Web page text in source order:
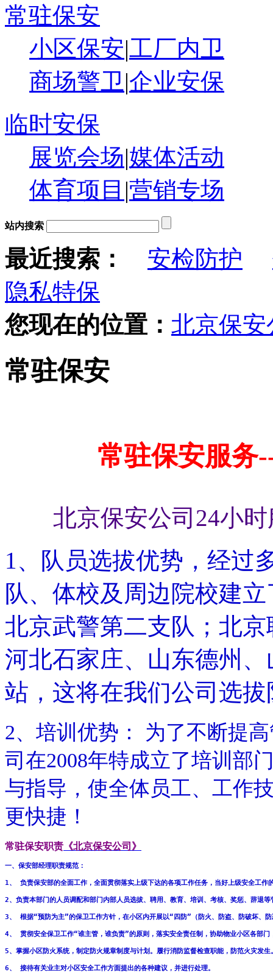
常驻保安
小区保安|工厂内卫
商场警卫 |企业安保
临时安保
展览会场|媒体活动
体育项目 |营销专场
站内搜索
最近搜索： 安检防护
隐私特保
您现在的位置： 北京保安
常驻保安
常驻保安服务
北京保安公司24小
1、队员选拔优势，经过
队、体校及周边院校建
北京武警第二支队；北
河北石家庄、山东德州
站，这将在我们公司选
2、培训优势： 为了不断提
司在2008年特成立了培训部
与指导，使全体员工、工作
更快捷！
常驻保安职责 《北京保安公司》
一、保安部经理职责规范：
1、 负责保安部的全面工作，全面贯彻落实上级下达的各项工作任务，当好上级安全工
2、负责本部门的人员调配和部门内部人员选拔、聘用、教育、培训、考核、奖惩、辞退
3、 根据“预防为主”的保卫工作方针，在小区内开展以“四防”（防火、防盗、防破坏、
4、 贯彻安全保卫工作“谁主管，谁负责”的原则，落实安全责任制，协助物业小区各部
5、掌握小区防火系统，制定防火规章制度与计划。履行消防监督检查职能，防范火灾发生
6、 接待有关业主对小区安全工作方面提出的各种建议，并进行处理。